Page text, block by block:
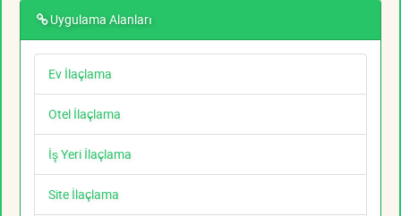
Uygulama Alanları
Ev İlaçlama
Otel İlaçlama
İş Yeri İlaçlama
Site İlaçlama